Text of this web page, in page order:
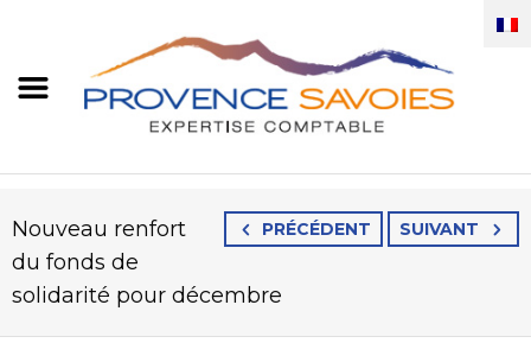
PRÉCÉDENT SUIVANT
Nouveau renfort
du fonds de
solidarité pour décembre